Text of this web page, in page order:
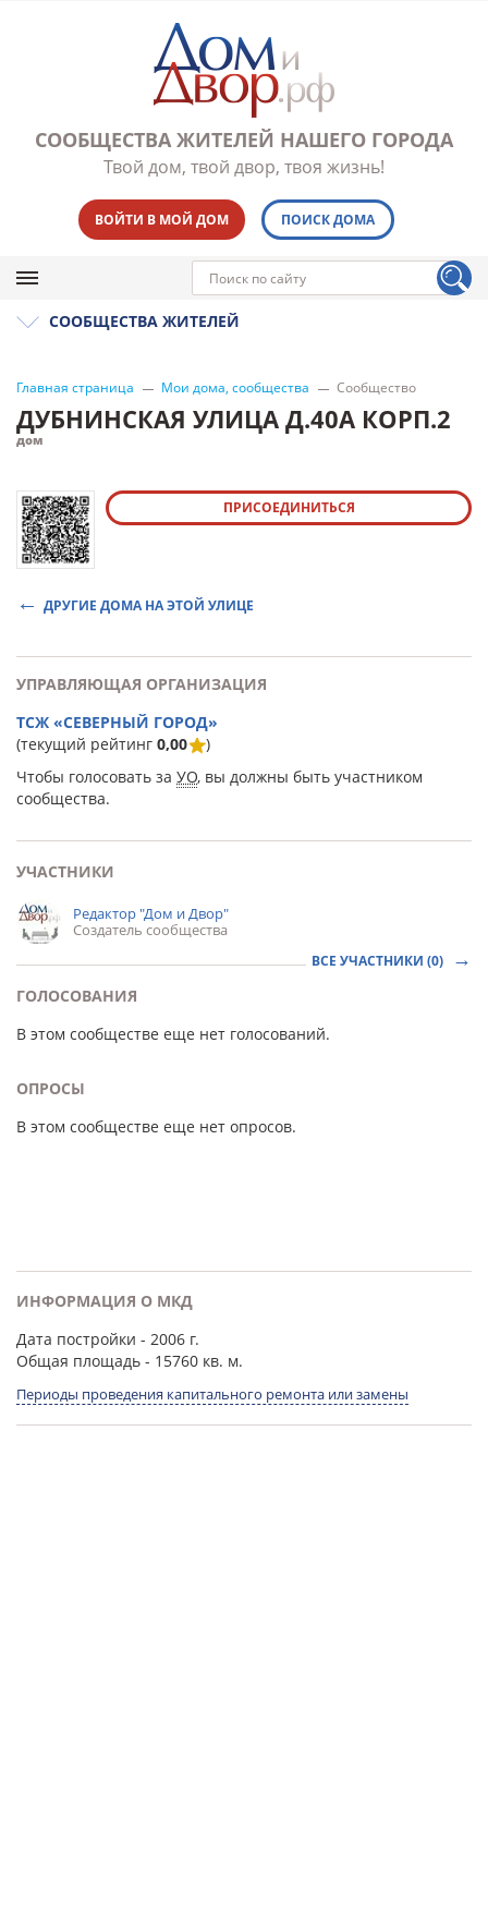
СООБЩЕСТВА ЖИТЕЛЕЙ НАШЕГО ГОРОДА
Твой дом, твой двор, твоя жизнь!
ВОЙТИ В МОЙ ДОМ ПОИСК ДОМА
СООБЩЕСТВА ЖИТЕЛЕЙ
Главная страница Мои дома, сообщества Сообщество
ДУБНИНСКАЯ УЛИЦА Д.40А КОРП.2
дом
ПРИСОЕДИНИТЬСЯ
ДРУГИЕ ДОМА НА ЭТОЙ УЛИЦЕ
УПРАВЛЯЮЩАЯ ОРГАНИЗАЦИЯ
ТСЖ «СЕВЕРНЫЙ ГОРОД»
(текущий рейтинг 0,00
)
Чтобы голосовать за УО, вы должны быть участником
сообщества.
УЧАСТНИКИ
Редактор "Дом и Двор"
Создатель сообщества
ВСЕ УЧАСТНИКИ (0)
ГОЛОСОВАНИЯ
В этом сообществе еще нет голосований.
ОПРОСЫ
В этом сообществе еще нет опросов.
ИНФОРМАЦИЯ О МКД
Дата постройки - 2006 г.
Общая площадь - 15760 кв. м.
Периоды проведения капитального ремонта или замены